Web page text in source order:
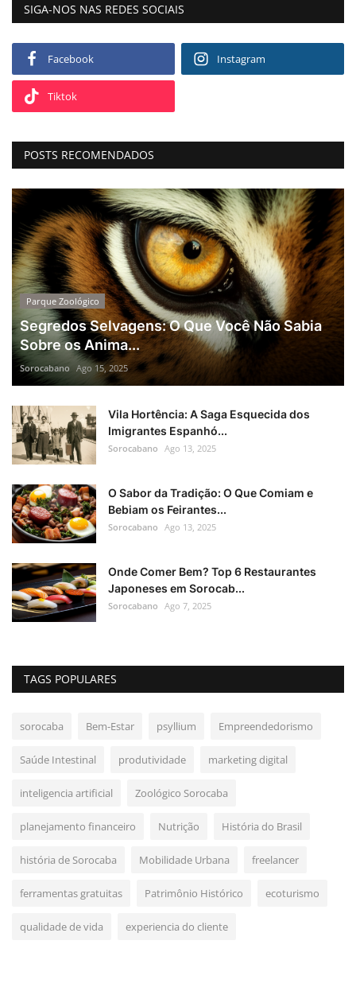
SIGA-NOS NAS REDES SOCIAIS
Facebook Instagram
Tiktok
POSTS RECOMENDADOS
Parque Zoológico
Segredos Selvagens: O Que Você Não Sabia
Sobre os Anima...
Sorocabano Ago 15, 2025
Vila Hortência: A Saga Esquecida dos
Imigrantes Espanhó...
Sorocabano Ago 13, 2025
O Sabor da Tradição: O Que Comiam e
Bebiam os Feirantes...
Sorocabano Ago 13, 2025
Onde Comer Bem? Top 6 Restaurantes
Japoneses em Sorocab...
Sorocabano Ago 7, 2025
TAGS POPULARES
sorocaba Bem-Estar psyllium Empreendedorismo
Saúde Intestinal produtividade marketing digital
inteligencia artificial Zoológico Sorocaba
planejamento financeiro Nutrição História do Brasil
história de Sorocaba Mobilidade Urbana freelancer
ferramentas gratuitas Patrimônio Histórico ecoturismo
qualidade de vida experiencia do cliente